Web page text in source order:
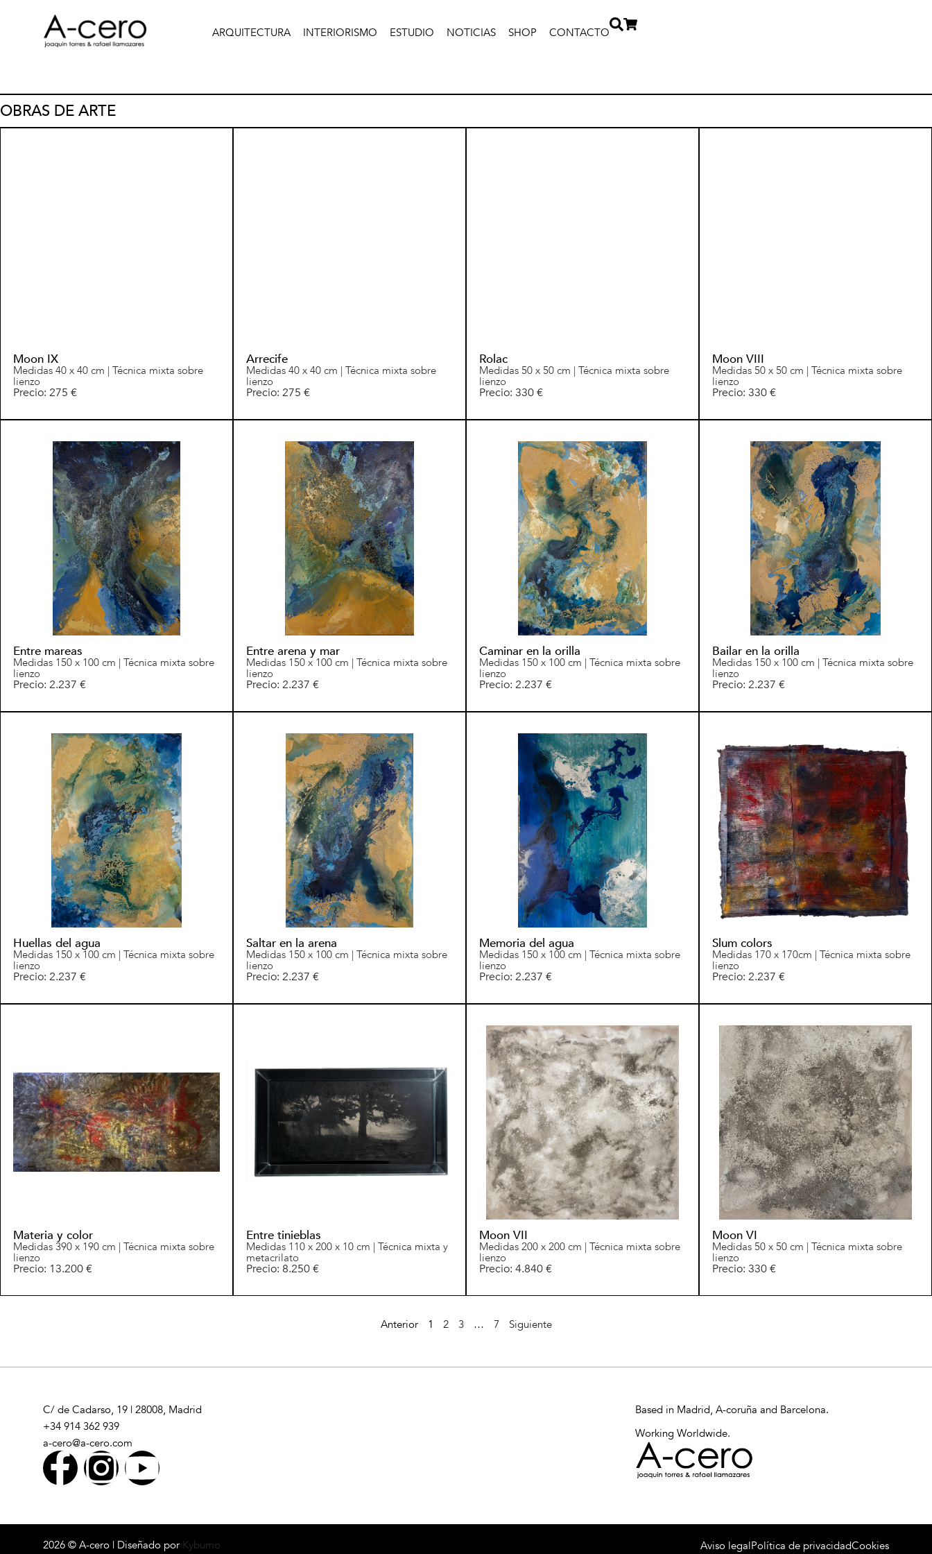
ARQUITECTURA INTERIORISMO ESTUDIO NOTICIAS SHOP CONTACTO
OBRAS DE ARTE
Moon IX
Medidas 40 x 40 cm | Técnica mixta sobre
lienzo
Precio: 275 €
Arrecife
Medidas 40 x 40 cm | Técnica mixta sobre
lienzo
Precio: 275 €
Rolac
Medidas 50 x 50 cm | Técnica mixta sobre
lienzo
Precio: 330 €
Moon VIII
Medidas 50 x 50 cm | Técnica mixta sobre
lienzo
Precio: 330 €
Entre mareas
Medidas 150 x 100 cm | Técnica mixta sobre
lienzo
Precio: 2.237 €
Entre arena y mar
Medidas 150 x 100 cm | Técnica mixta sobre
lienzo
Precio: 2.237 €
Caminar en la orilla
Medidas 150 x 100 cm | Técnica mixta sobre
lienzo
Precio: 2.237 €
Bailar en la orilla
Medidas 150 x 100 cm | Técnica mixta sobre
lienzo
Precio: 2.237 €
Huellas del agua
Medidas 150 x 100 cm | Técnica mixta sobre
lienzo
Precio: 2.237 €
Saltar en la arena
Medidas 150 x 100 cm | Técnica mixta sobre
lienzo
Precio: 2.237 €
Memoria del agua
Medidas 150 x 100 cm | Técnica mixta sobre
lienzo
Precio: 2.237 €
Slum colors
Medidas 170 x 170cm | Técnica mixta sobre
lienzo
Precio: 2.237 €
Materia y color
Medidas 390 x 190 cm | Técnica mixta sobre
lienzo
Precio: 13.200 €
Entre tinieblas
Medidas 110 x 200 x 10 cm | Técnica mixta y
metacrilato
Precio: 8.250 €
Moon VII
Medidas 200 x 200 cm | Técnica mixta sobre
lienzo
Precio: 4.840 €
Moon VI
Medidas 50 x 50 cm | Técnica mixta sobre
lienzo
Precio: 330 €
Anterior 1 2 3 … 7 Siguiente
C/ de Cadarso, 19 | 28008, Madrid
+34 914 362 939
a-cero@a-cero.com
Based in Madrid, A-coruña and Barcelona.
Working Worldwide.
2026 © A-cero | Diseñado por Kybumo Aviso legalPolítica de privacidadCookies